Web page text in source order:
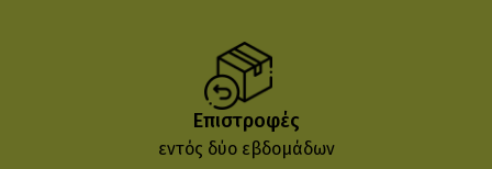
Επιστροφές
εντός δύο εβδομάδων